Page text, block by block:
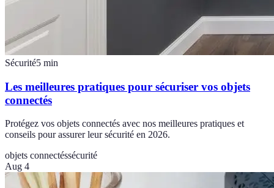
Sécurité5 min
Les meilleures pratiques pour sécuriser vos objets
connectés
Protégez vos objets connectés avec nos meilleures pratiques et
conseils pour assurer leur sécurité en 2026.
objets connectéssécurité
Aug 4